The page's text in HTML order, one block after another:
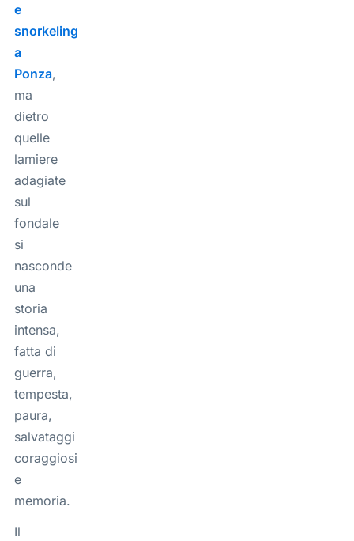
e
snorkeling
a
Ponza,
ma
dietro
quelle
lamiere
adagiate
sul
fondale
si
nasconde
una
storia
intensa,
fatta di
guerra,
tempesta,
paura,
salvataggi
coraggiosi
e
memoria.
Il